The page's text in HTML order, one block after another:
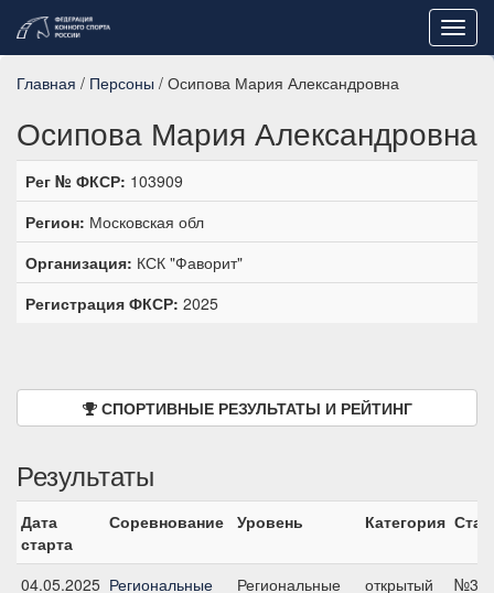
Главная / Персоны / Осипова Мария Александровна
Осипова Мария Александровна
Рег № ФКСР: 103909
Регион: Московская обл
Организация: КСК "Фаворит"
Регистрация ФКСР: 2025
СПОРТИВНЫЕ РЕЗУЛЬТАТЫ И РЕЙТИНГ
Результаты
Дата
старта
Соревнование Уровень Категория
04.05.2025 Региональные
Региональные
открытый
№3,